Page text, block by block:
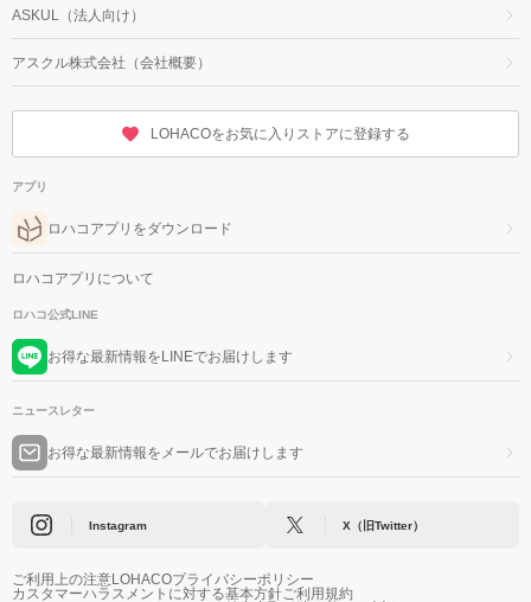
ASKUL（法人向け）
アスクル株式会社（会社概要）
LOHACOをお気に入りストアに登録する
アプリ
ロハコアプリをダウンロード
ロハコアプリについて
ロハコ公式LINE
お得な最新情報をLINEでお届けします
ニュースレター
お得な最新情報をメールでお届けします
Instagram X（旧Twitter）
ご利用上の注意LOHACOプライバシーポリシー
カスタマーハラスメントに対する基本方針ご利用規約